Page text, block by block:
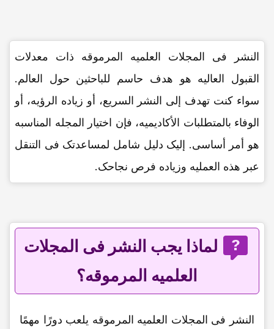
النشر فی المجلات العلمیه المرموقه ذات معدلات
القبول العالیه هو هدف حاسم للباحثین حول العالم.
سواء کنت تهدف إلى النشر السریع، أو زیاده الرؤیه، أو
الوفاء بالمتطلبات الأکادیمیه، فإن اختیار المجله المناسبه
هو أمر أساسی. إلیک دلیل شامل لمساعدتک فی التنقل
عبر هذه العملیه وزیاده فرص نجاحک.
لماذا یجب النشر فی المجلات
العلمیه المرموقه؟
النشر فی المجلات العلمیه المرموقه یلعب دورًا مهمًا